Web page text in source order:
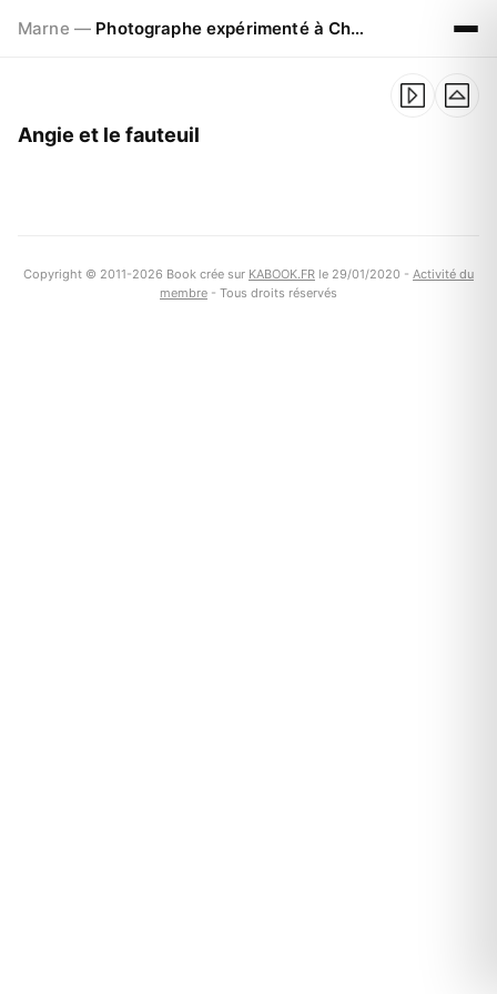
Marne — Photographe expérimenté à Chalons en Champagne
Angie et le fauteuil
Copyright © 2011-2026 Book crée sur KABOOK.FR le 29/01/2020 - Activité du
membre - Tous droits réservés